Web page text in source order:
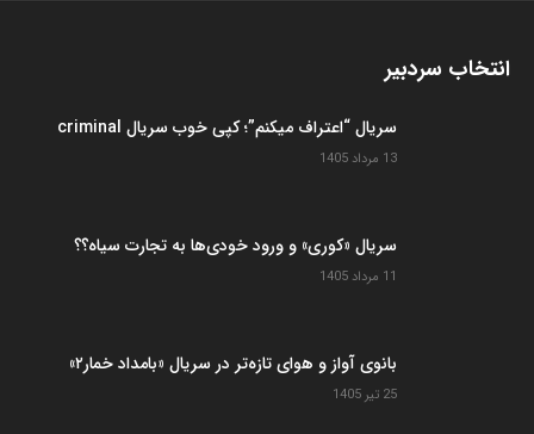
انتخاب سردبیر
سریال “اعتراف میکنم”؛ کپی خوب سریال criminal
13 مرداد 1405
سریال «کوری» و ورود خودی‌ها به تجارت سیاه؟؟
11 مرداد 1405
بانوی آواز و هوای تازه‌تر در سریال «بامداد خمار۲»
25 تیر 1405